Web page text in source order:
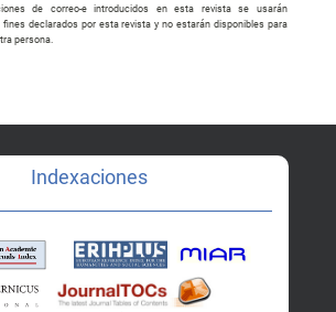
de correo-e introducidos en esta revista se usarán
declarados por esta revista y no estarán disponibles para
persona.
Indexaciones